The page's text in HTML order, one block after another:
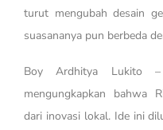
turut mengubah desain
suasananya pun berbeda
Boy Ardhitya Lukito –
mengungkapkan bahwa
dari inovasi lokal. Ide ini